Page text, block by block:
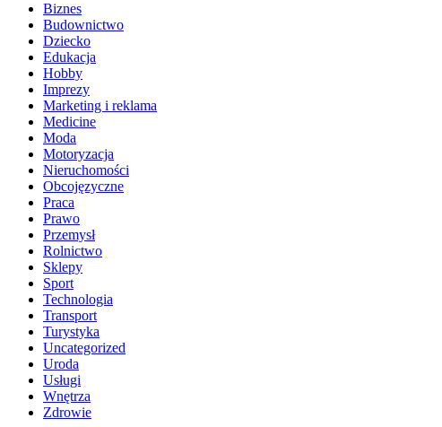
Biznes
Budownictwo
Dziecko
Edukacja
Hobby
Imprezy
Marketing i reklama
Medicine
Moda
Motoryzacja
Nieruchomości
Obcojęzyczne
Praca
Prawo
Przemysł
Rolnictwo
Sklepy
Sport
Technologia
Transport
Turystyka
Uncategorized
Uroda
Usługi
Wnętrza
Zdrowie